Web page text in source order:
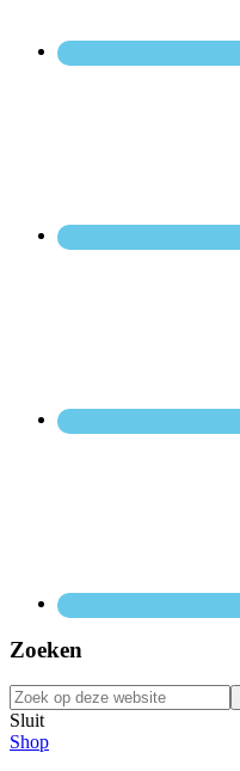
Zoeken
Zoek
op
deze
website
Sluit
Shop